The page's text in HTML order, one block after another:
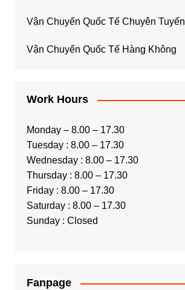
Vận Chuyển Quốc Tế Chuyên Tuyến
Vận Chuyển Quốc Tế Hàng Không
Work Hours
Monday – 8.00 – 17.30
Tuesday : 8.00 – 17.30
Wednesday : 8.00 – 17.30
Thursday : 8.00 – 17.30
Friday : 8.00 – 17.30
Saturday : 8.00 – 17.30
Sunday : Closed
Fanpage